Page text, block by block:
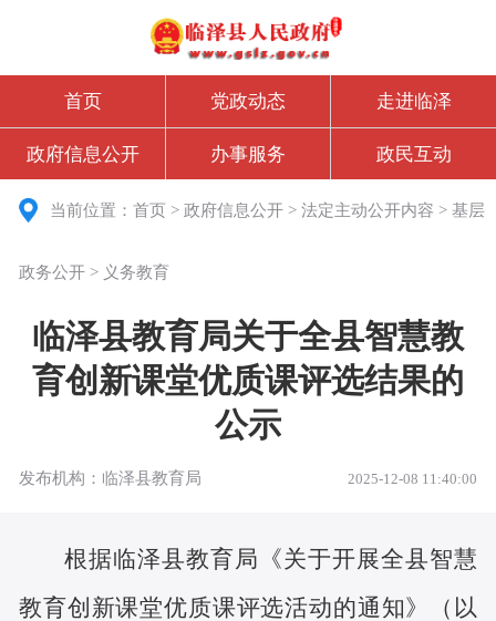
首页 党政动态 走进临泽
政府信息公开 办事服务 政民互动
当前位置：首页 >政府信息公开 >法定主动公开内容 >基层
政务公开 > 义务教育
临泽县教育局关于全县智慧教
育创新课堂优质课评选结果的
公示
发布机构：临泽县教育局 2025-12-08 11:40:00
根据临泽县教育局 《关于开展全县智慧
教育创新课堂优质课评选活动的通知》（ 以